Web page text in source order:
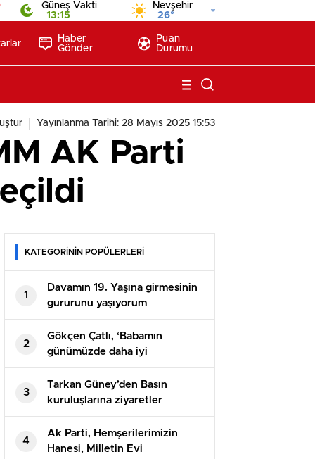
Güneş Vakti
13:15
Nevşehir
26°
Haber
Gönder
Puan
Durumu
Yayınlanma Tarihi: 28 Mayıs 2025 15:53
AK Parti
KATEGORİNİN POPÜLERLERİ
1
Davamın 19. Yaşına girmesinin
gururunu yaşıyorum
2
Gökçen Çatlı, ‘Babamın
günümüzde daha iyi
anlaşıldığını düşünüyorum’
3
Tarkan Güney’den Basın
kuruluşlarına ziyaretler
4
Ak Parti, Hemşerilerimizin
Hanesi, Milletin Evi